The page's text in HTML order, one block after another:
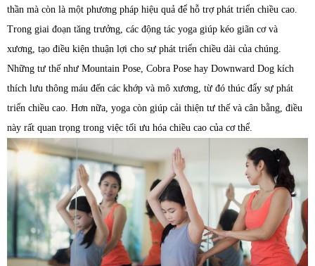
thần mà còn là một phương pháp hiệu quả để hỗ trợ phát triển chiều cao.
Trong giai đoạn tăng trưởng, các động tác yoga giúp kéo giãn cơ và
xương, tạo điều kiện thuận lợi cho sự phát triển chiều dài của chúng.
Những tư thế như Mountain Pose, Cobra Pose hay Downward Dog kích
thích lưu thông máu đến các khớp và mô xương, từ đó thúc đẩy sự phát
triển chiều cao. Hơn nữa, yoga còn giúp cải thiện tư thế và cân bằng, điều
này rất quan trọng trong việc tối ưu hóa chiều cao của cơ thể.